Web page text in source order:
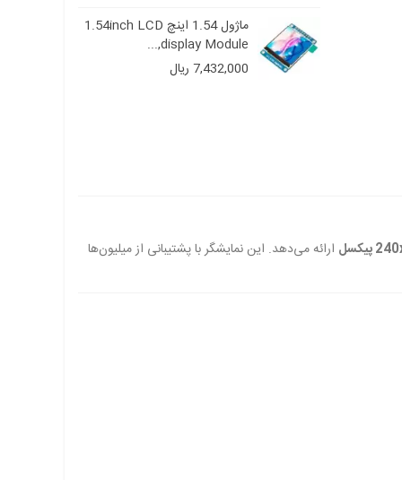
ماژول 1.54 اینچ 1.54inch LCD
display Module,...
7,432,000 ریال
ارائه می‌دهد. این نمایشگر با پشتیبانی از میلیون‌ها